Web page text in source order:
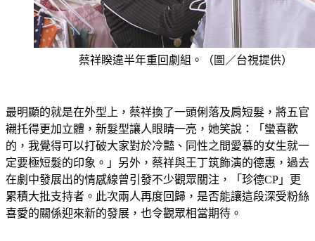
最明顯的就是在外型上，蔡祥換了一頭俐落及肩短髮，將五官
襯托得更加立體，新髮型讓人眼睛一亮，她笑說：「蠻喜歡
的，我覺得可以打破大家對於冷豔、同性之間愛慕的女生就一
定要極短髮的印象。」另外，蔡祥與王丁筑飾演的德惠，過去
在劇中發展出的情感線曾引發不少觀眾關注，「珍德CP」更
累積大批支持者。此次兩人再度回歸，是否能讓這段深受粉絲